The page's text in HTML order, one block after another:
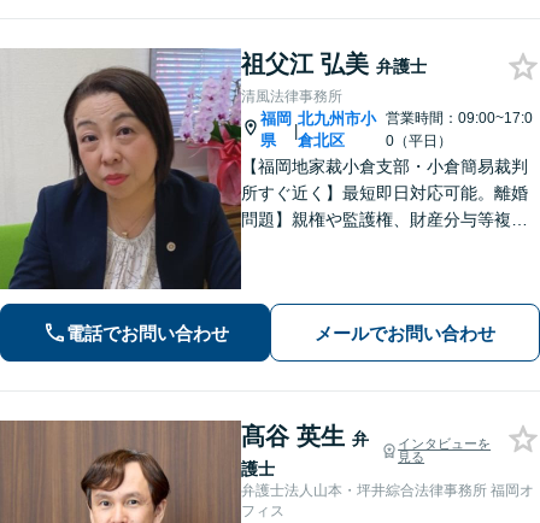
祖父江 弘美 弁護士
清風法律事務所
福岡
県
|
北九州市小
倉北区
営業時間：09:00~17:0
0（平日）
【福岡地家裁小倉支部・小倉簡易裁判
所すぐ近く】最短即日対応可能。離婚
問題】親権や監護権、財産分与等複雑
力と交渉力を強みに円満な相続へ。
電話でお問い合わせ メールでお問い合わせ
髙谷 英生 弁
護士
インタビューを
見る
弁護士法人山本・坪井綜合法律事務所 福岡オ
フィス